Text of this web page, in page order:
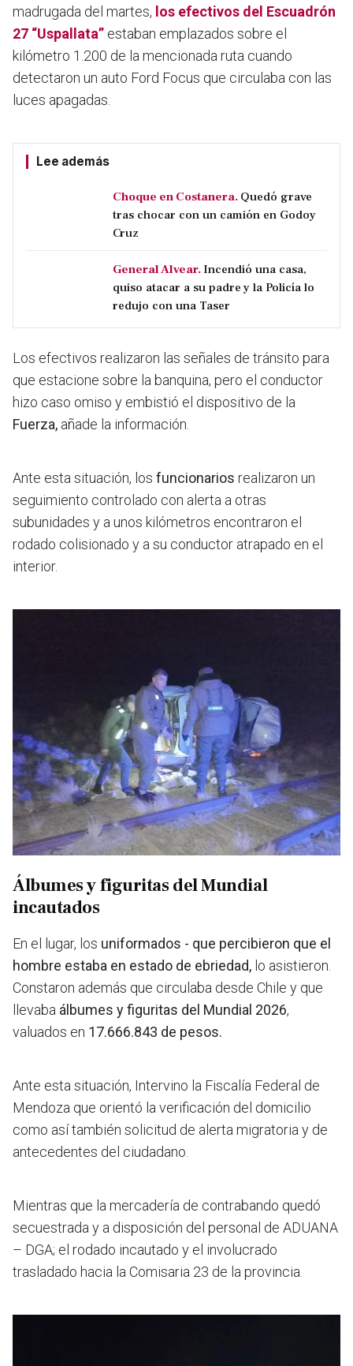
madrugada del martes, los efectivos del Escuadrón
27 “Uspallata” estaban emplazados sobre el
kilómetro 1.200 de la mencionada ruta cuando
detectaron un auto Ford Focus que circulaba con las
luces apagadas.
Lee además
Choque en Costanera. Quedó grave
tras chocar con un camión en Godoy
Cruz
General Alvear. Incendió una casa,
quiso atacar a su padre y la Policía lo
redujo con una Taser
Los efectivos realizaron las señales de tránsito para
que estacione sobre la banquina, pero el conductor
hizo caso omiso y embistió el dispositivo de la
Fuerza, añade la información.
Ante esta situación, los funcionarios realizaron un
seguimiento controlado con alerta a otras
subunidades y a unos kilómetros encontraron el
rodado colisionado y a su conductor atrapado en el
interior.
Álbumes y figuritas del Mundial
incautados
En el lugar, los uniformados - que percibieron que el
hombre estaba en estado de ebriedad, lo asistieron.
Constaron además que circulaba desde Chile y que
llevaba álbumes y figuritas del Mundial 2026,
valuados en 17.666.843 de pesos.
Ante esta situación, Intervino la Fiscalía Federal de
Mendoza que orientó la verificación del domicilio
como así también solicitud de alerta migratoria y de
antecedentes del ciudadano.
Mientras que la mercadería de contrabando quedó
secuestrada y a disposición del personal de ADUANA
– DGA; el rodado incautado y el involucrado
trasladado hacia la Comisaria 23 de la provincia.